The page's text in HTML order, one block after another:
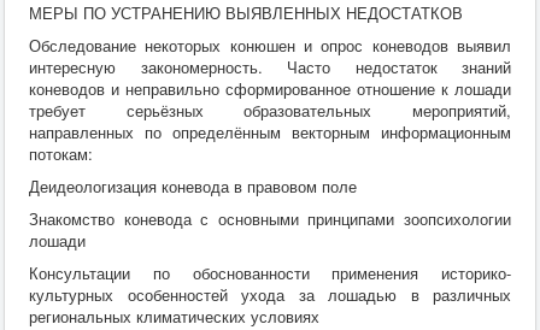
МЕРЫ ПО УСТРАНЕНИЮ ВЫЯВЛЕННЫХ НЕДОСТАТКОВ
Обследование некоторых конюшен и опрос коневодов выявил
интересную закономерность. Часто недостаток знаний
коневодов и неправильно сформированное отношение к лошади
требует серьёзных образовательных мероприятий,
направленных по определённым векторным информационным
потокам:
Деидеологизация коневода в правовом поле
Знакомство коневода с основными принципами зоопсихологии
лошади
Консультации по обоснованности применения историко-
культурных особенностей ухода за лошадью в различных
региональных климатических условиях